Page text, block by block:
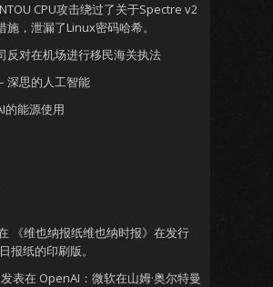
CPU攻击绕过了关于Spectre v2
施，泄漏了Linux密码哈希。
反对在机场进行移民海关执法
深思的人工智能
的能源使用
《维也纳报纸维也纳时报》在发行
报纸的印刷版。
发表在 OpenAI：微软在山姆·奥尔特曼